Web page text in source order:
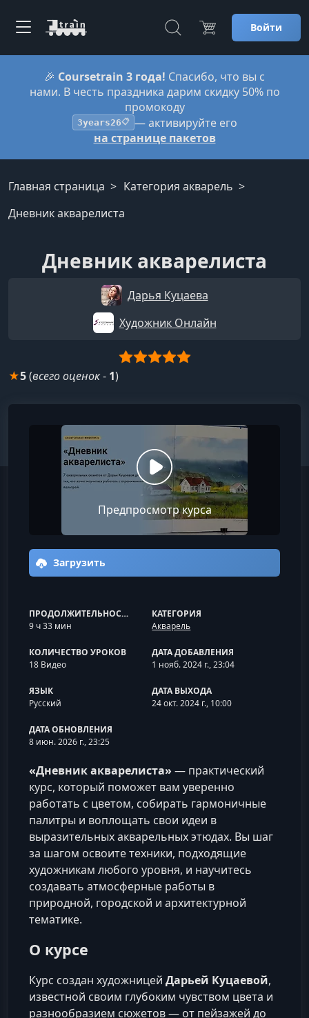
Войти
🎉 Coursetrain 3 года! Спасибо, что вы с
нами. В честь праздника дарим скидку 50% по
промокоду
3years26📋 — активируйте его
на странице пакетов
Главная страница
Категория акварель
Дневник акварелиста
Дневник акварелиста
Дарья Куцаева
Художник Онлайн
★5(всего оценок- 1)
Предпросмотр курса
Загрузить
ПРОДОЛЖИТЕЛЬНОСТЬ
9 ч 33 мин
КАТЕГОРИЯ
Акварель
КОЛИЧЕСТВО УРОКОВ
18 Видео
ДАТА ДОБАВЛЕНИЯ
1 нояб. 2024 г., 23:04
ЯЗЫК
Русский
ДАТА ВЫХОДА
24 окт. 2024 г., 10:00
ДАТА ОБНОВЛЕНИЯ
8 июн. 2026 г., 23:25
«Дневник акварелиста» — практический
курс, который поможет вам уверенно
работать с цветом, собирать гармоничные
палитры и воплощать свои идеи в
выразительных акварельных этюдах. Вы шаг
за шагом освоите техники, подходящие
художникам любого уровня, и научитесь
создавать атмосферные работы в
природной, городской и архитектурной
тематике.
О курсе
Курс создан художницей Дарьей Куцаевой,
известной своим глубоким чувством цвета и
разнообразием сюжетов — от пейзажей до